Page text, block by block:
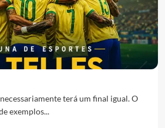
terá um final igual. O
exemplos...